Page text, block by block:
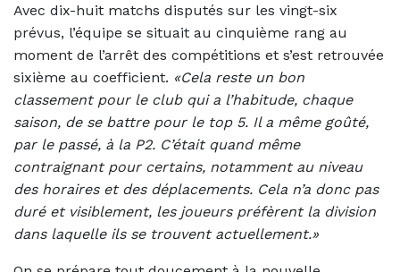
Avec dix-huit matchs disputés sur les vingt-six
prévus, l’équipe se situait au cinquième rang au
moment de l’arrêt des compétitions et s’est retrouvée
sixième au coefficient. «Cela reste un bon
classement pour le club qui a l’habitude, chaque
saison, de se battre pour le top 5. Il a même goûté,
par le passé, à la P2. C’était quand même
contraignant pour certains, notamment au niveau
des horaires et des déplacements. Cela n’a donc pas
duré et visiblement, les joueurs préfèrent la division
dans laquelle ils se trouvent actuellement.»